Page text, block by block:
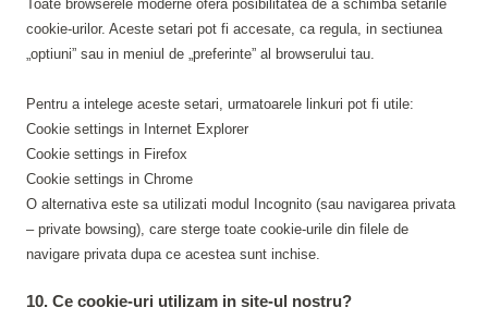
Toate browserele moderne ofera posibilitatea de a schimba setarile
cookie-urilor. Aceste setari pot fi accesate, ca regula, in sectiunea
„optiuni” sau in meniul de „preferinte” al browserului tau.
Pentru a intelege aceste setari, urmatoarele linkuri pot fi utile:
Cookie settings in Internet Explorer
Cookie settings in Firefox
Cookie settings in Chrome
O alternativa este sa utilizati modul Incognito (sau navigarea privata
– private bowsing), care sterge toate cookie-urile din filele de
navigare privata dupa ce acestea sunt inchise.
10. Ce cookie-uri utilizam in site-ul nostru?